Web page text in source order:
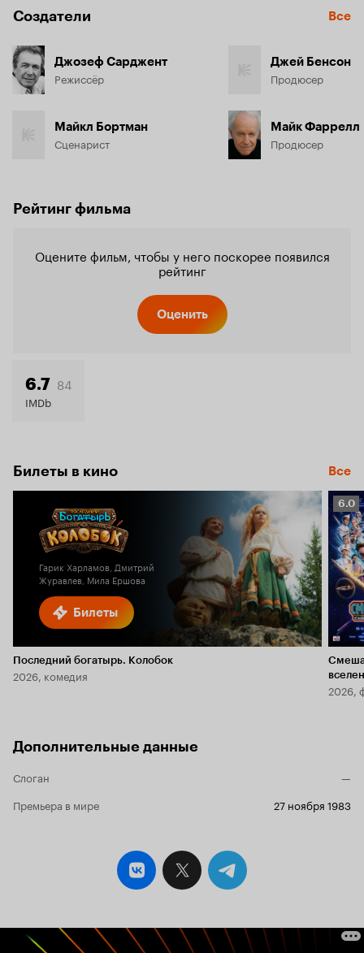
Создатели Все
Джозеф Сарджент
Режиссёр
Майкл Бортман
Сценарист
Джей Бенсон
Продюсер
Майк Фаррелл
Продюсер
Рейтинг фильма
Оцените фильм, чтобы у него поскорее появился
рейтинг
Оценить
6.7 84
IMDb
Билеты в кино Все
Билеты
Гарик Харламов, Дмитрий
Журавлев, Мила Ершова
Последний богатырь. Колобок
2026, комедия
6.0
6.0
2026,
Дополнительные данные
Слоган
—
Премьера в мире
27 ноября 1983